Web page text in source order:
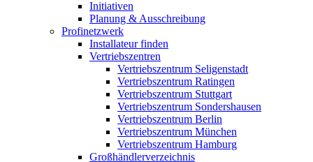
Initiativen
Planung & Ausschreibung
Profinetzwerk
Installateur finden
Vertriebszentren
Vertriebszentrum Seligenstadt
Vertriebszentrum Ratingen
Vertriebszentrum Stuttgart
Vertriebszentrum Sondershausen
Vertriebszentrum Berlin
Vertriebszentrum München
Vertriebszentrum Hamburg
Großhändlerverzeichnis